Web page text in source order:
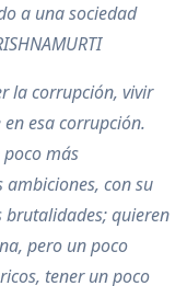
a una sociedad
la corrupción, vivir
esa corrupción.
poco más
con su
brutalidades; quieren
pero un poco
tener un poco